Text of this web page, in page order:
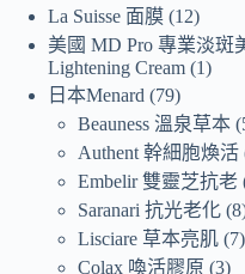
La Suisse 面膜 12
美國 MD Pro 專業淡斑
Lightening Cream 1
日本Menard
79
Beauness 溫泉草本
Authent 幹細胞煥活
Embelir 雙靈芝抗老
Saranari 抗光老化 8
Lisciare 草本亮肌 7
Colax 喚活膠原 3